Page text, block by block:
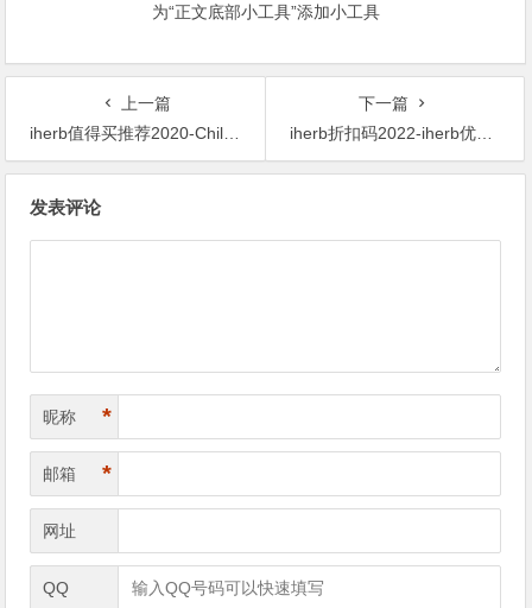
为“正文底部小工具”添加小工具
上一篇
iherb值得买推荐2020-ChildLife 童年时光 液体维生素C 天然橙味 118.5ml*2 $12.74 原价$14.12 10% OFF
下一篇
iherb折扣码2022-iherb优惠码2002-Eucerin 优色林 舒缓保湿护手霜 78g $5.85 原价$6.50 10% OFF
发表评论
昵称 *
邮箱 *
网址
QQ